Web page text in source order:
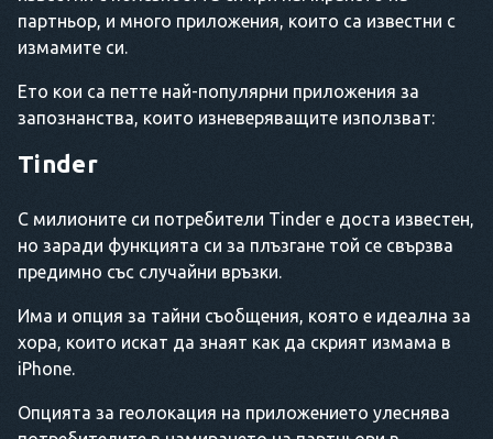
партньор, и много приложения, които са известни с
измамите си.
Ето кои са петте най-популярни приложения за
запознанства, които изневеряващите използват:
Tinder
С милионите си потребители Tinder е доста известен,
но заради функцията си за плъзгане той се свързва
предимно със случайни връзки.
Има и опция за тайни съобщения, която е идеална за
хора, които искат да знаят как да скрият измама в
iPhone.
Опцията за геолокация на приложението улеснява